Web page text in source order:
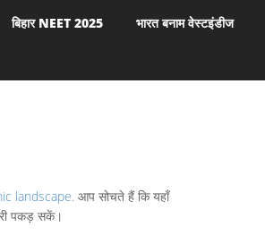
बिहार NEET 2025 भारत बनाम वेस्टइंडीज
landscape. आप सोचते हैं कि यहाँ
पकड़ सकें।